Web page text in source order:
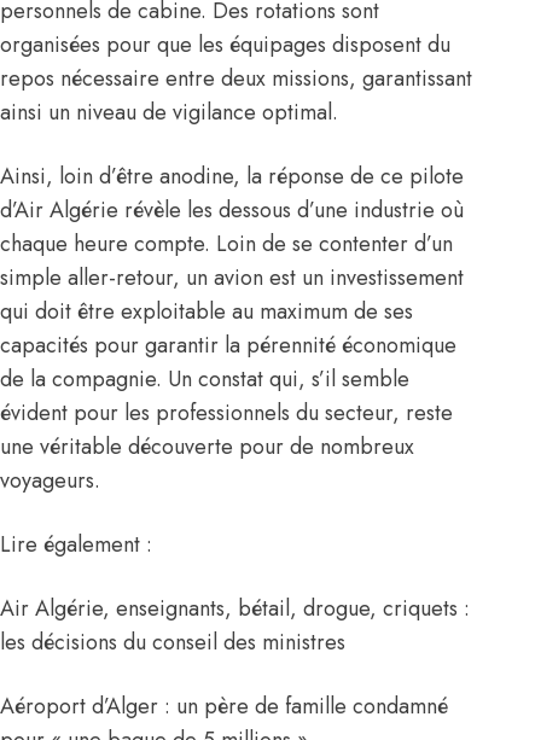
personnels de cabine. Des rotations sont
organisées pour que les équipages disposent du
repos nécessaire entre deux missions, garantissant
ainsi un niveau de vigilance optimal.
Ainsi, loin d’être anodine, la réponse de ce pilote
d’Air Algérie révèle les dessous d’une industrie où
chaque heure compte. Loin de se contenter d’un
simple aller-retour, un avion est un investissement
qui doit être exploitable au maximum de ses
capacités pour garantir la pérennité économique
de la compagnie. Un constat qui, s’il semble
évident pour les professionnels du secteur, reste
une véritable découverte pour de nombreux
voyageurs.
Lire également :
Air Algérie, enseignants, bétail, drogue, criquets :
les décisions du conseil des ministres
Aéroport d’Alger : un père de famille condamné